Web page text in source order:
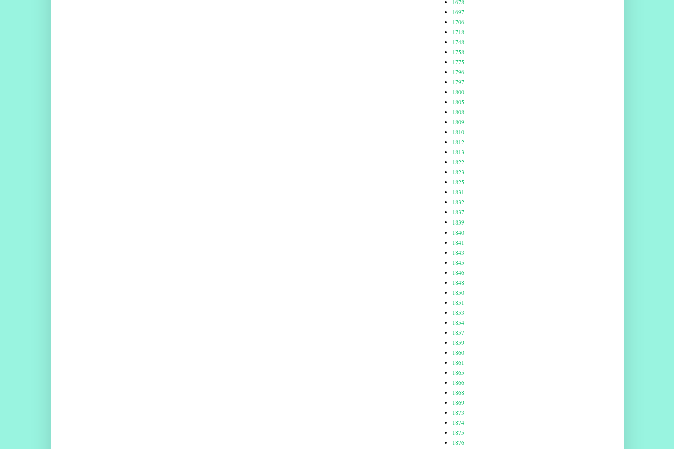
1697
1706
1718
1748
1758
1775
1796
1797
1800
1805
1808
1809
1810
1812
1813
1822
1823
1825
1831
1832
1837
1839
1840
1841
1843
1845
1846
1848
1850
1851
1853
1854
1857
1859
1860
1861
1865
1866
1868
1869
1873
1874
1875
1876